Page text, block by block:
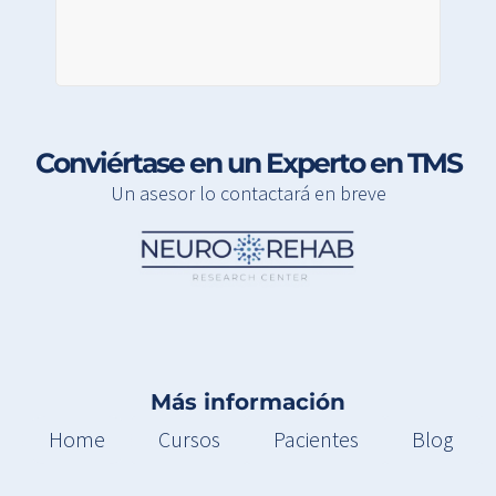
Conviértase en un Experto en TMS
Un asesor lo contactará en breve
Más información
Home
Cursos Pacientes Blog